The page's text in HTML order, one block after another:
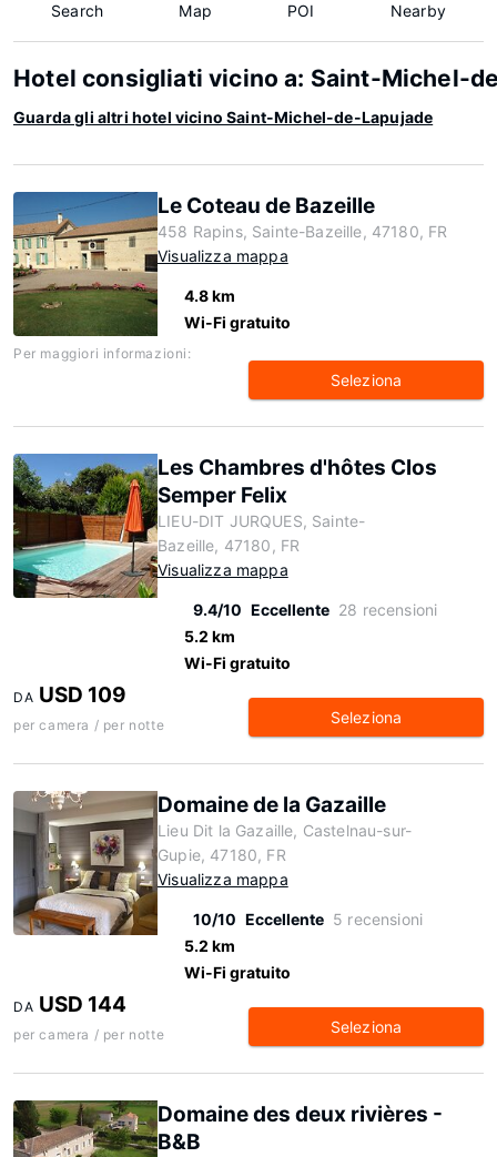
Search Map POI Nearby
Hotel consigliati vicino a: Saint-Michel-
Guarda gli altri hotel vicino Saint-Michel-de-Lapujade
Le Coteau de Bazeille
458 Rapins, Sainte-Bazeille, 47180, FR
Visualizza mappa
4.8 km
Wi-Fi gratuito
Per maggiori informazioni:
Seleziona
Les Chambres d'hôtes Clos
Semper Felix
LIEU-DIT JURQUES, Sainte-
Bazeille, 47180, FR
Visualizza mappa
9.4/10 Eccellente 28 recensioni
5.2 km
Wi-Fi gratuito
DA USD 109
per camera / per notte Seleziona
Domaine de la Gazaille
Lieu Dit la Gazaille, Castelnau-sur-
Gupie, 47180, FR
Visualizza mappa
10/10 Eccellente 5 recensioni
5.2 km
Wi-Fi gratuito
DA USD 144
per camera / per notte Seleziona
Domaine des deux rivières -
B&B